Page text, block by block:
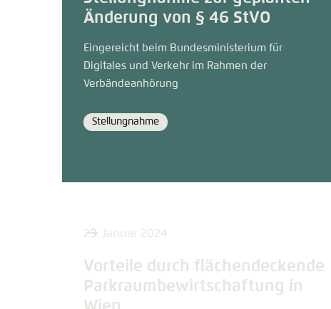
Änderung von § 46 StVO
Eingereicht beim Bundesministerium für
Digitales und Verkehr im Rahmen der
Verbändeanhörung
Format
Stellungnahme
25. Januar 2024
Vorteile durch flächendeckende
Parkraumbewirtschaftung in